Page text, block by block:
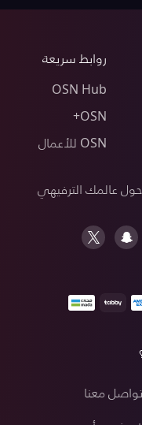
روابط سريعة
OSN Hub
OSN+
OSN للأعمال
حول عالمك الترفيهي
تواصل معنا